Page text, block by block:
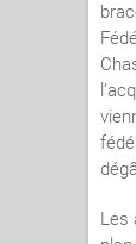
Les